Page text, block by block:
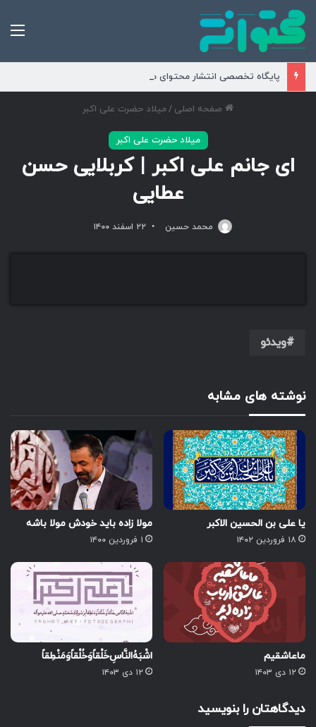
پایگاه تخصصی انتشار محتوای مناسبتی و موضوعی
صفحه اصلی /میلاد حضرت علی اکبر
میلاد حضرت علی اکبر
ای جانم علی اکبر | کربلایی حسن
عطایی
محمد حسین ۲۲ اسفند ۱۴۰۰
ویدئو
نوشته های مشابه
یا علی بن الحسین الاکبر
۱۸ فروردین ۱۴۰۲
مولا زاده باید خودش مولا باشه
۱ فروردین ۱۴۰۰
ماعاشقیم‌
۱۲ دی ۱۴۰۳
اشْبَهُ‌النَّاسِ‌خَلْقاًوَخُلْقاًوَمَنْطِقاً
۱۲ دی ۱۴۰۳
دیدگاهتان را بنویسید